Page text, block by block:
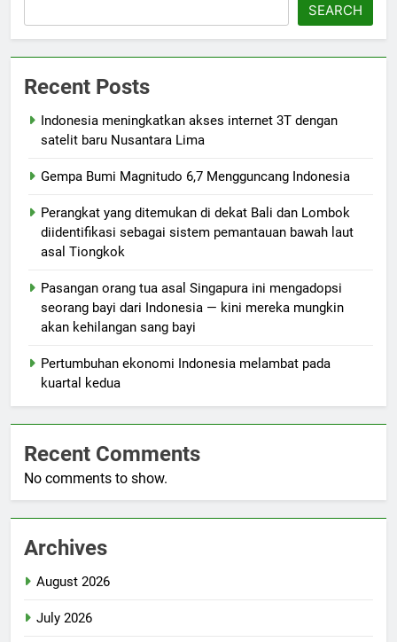
SEARCH
Recent Posts
Indonesia meningkatkan akses internet 3T dengan
satelit baru Nusantara Lima
Gempa Bumi Magnitudo 6,7 Mengguncang Indonesia
Perangkat yang ditemukan di dekat Bali dan Lombok
diidentifikasi sebagai sistem pemantauan bawah laut
asal Tiongkok
Pasangan orang tua asal Singapura ini mengadopsi
seorang bayi dari Indonesia — kini mereka mungkin
akan kehilangan sang bayi
Pertumbuhan ekonomi Indonesia melambat pada
kuartal kedua
Recent Comments
No comments to show.
Archives
August 2026
July 2026